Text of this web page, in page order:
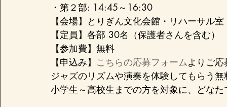
・第２部: 14:45～16:30
【会場】とりぎん文化会館・リハーサル室
【定員】各部 30名（保護者さんを含む）
【参加費】無料
【申込み】 こちらの応募フォームよりご
ジャズのリズムや演奏を体験してもらう
小学生～高校生までの方を対象に、どな